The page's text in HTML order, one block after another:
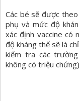
Các bé sẽ được
phụ và mức độ
xác định vaccine có
độ kháng thể sẽ là
kiểm tra các trường
không có triệu